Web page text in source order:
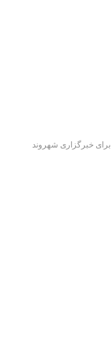
برای خبرگزاری شهروند